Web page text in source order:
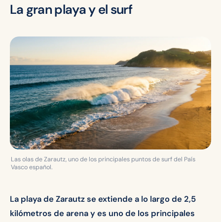
La gran playa y el surf
Las olas de Zarautz, uno de los principales puntos de surf del País
Vasco español.
La playa de Zarautz se extiende a lo largo de 2,5
kilómetros de arena y es uno de los principales